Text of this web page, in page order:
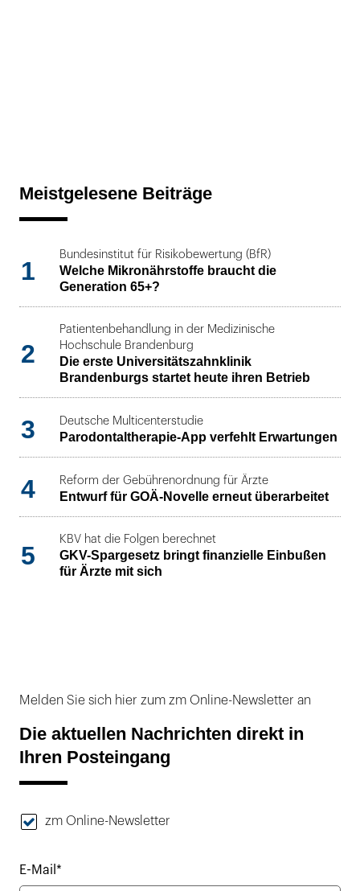
Meistgelesene Beiträge
1
Bundesinstitut für Risikobewertung (BfR)
Welche Mikronährstoffe braucht die
Generation 65+?
2
Patientenbehandlung in der Medizinische
Hochschule Brandenburg
Die erste Universitätszahnklinik
Brandenburgs startet heute ihren Betrieb
3 Deutsche Multicenterstudie
Parodontaltherapie-App verfehlt Erwartungen
4 Reform der Gebührenordnung für Ärzte
Entwurf für GOÄ-Novelle erneut überarbeitet
5
KBV hat die Folgen berechnet
GKV-Spargesetz bringt finanzielle Einbußen
für Ärzte mit sich
Melden Sie sich hier zum zm Online-Newsletter an
Die aktuellen Nachrichten direkt in
Ihren Posteingang
zm Online-Newsletter
E-Mail*